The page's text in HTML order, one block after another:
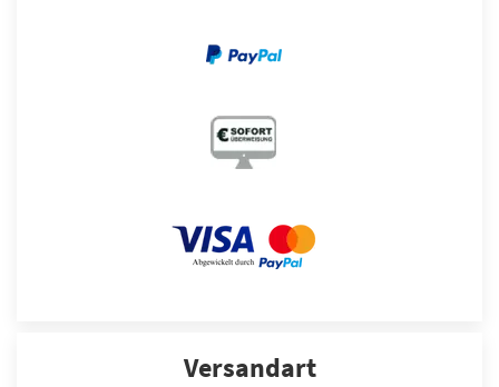
Versandart